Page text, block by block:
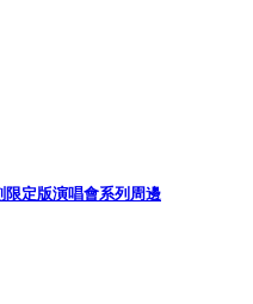
限定版演唱會系列周邊